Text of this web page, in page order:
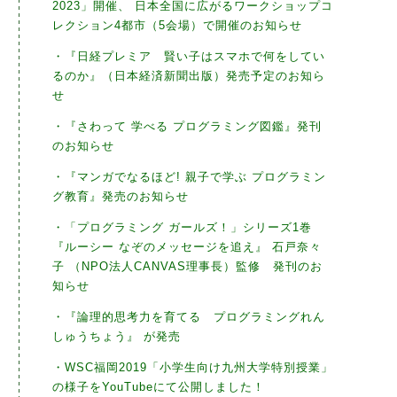
2023」開催、 日本全国に広がるワークショップコ
レクション4都市（5会場）で開催のお知らせ
・『日経プレミア 賢い子はスマホで何をしてい
るのか』（日本経済新聞出版）発売予定のお知ら
せ
・『さわって 学べる プログラミング図鑑』発刊
のお知らせ
・『マンガでなるほど! 親子で学ぶ プログラミン
グ教育』発売のお知らせ
・「プログラミング ガールズ！」シリーズ1巻
『ルーシー なぞのメッセージを追え』 石戸奈々
子 （NPO法人CANVAS理事長）監修 発刊のお
知らせ
・『論理的思考力を育てる プログラミングれん
しゅうちょう』 が発売
・WSC福岡2019「小学生向け九州大学特別授業」
の様子をYouTubeにて公開しました！